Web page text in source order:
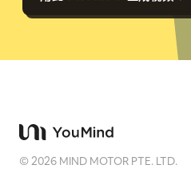
©2026 MIND MOTOR PTE. LTD.